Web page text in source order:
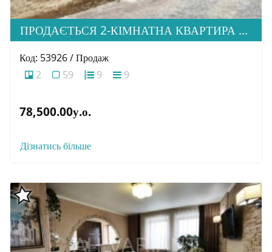
ПРОДАЄТЬСЯ 2-КІМНАТНА КВАРТИРА В М. УЖГОРОД, ВУЛ. ТЛЕХАСА 19, ЖК “WEST TOWERS”
Код: 53926 / Продаж
2
59 9 9
78,500.00у.о.
Дізнатись більше